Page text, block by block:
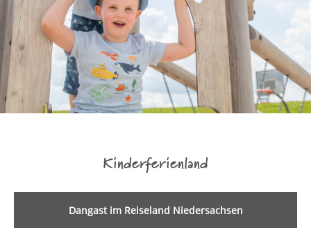
Kinderferienland
Dangast im Reiseland Niedersachsen